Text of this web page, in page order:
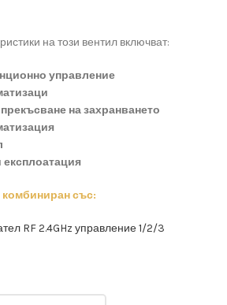
на този вентил включват:
управление
на захранването
със:
RF 2.4GHz управление 1/2/3